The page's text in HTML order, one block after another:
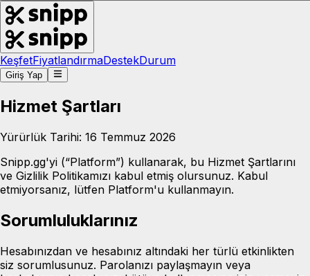
KeşfetFiyatlandırmaDestekDurum
Giriş Yap
Hizmet Şartları
Yürürlük Tarihi: 16 Temmuz 2026
Snipp.gg'yi (“Platform”) kullanarak, bu Hizmet Şartlarını
ve Gizlilik Politikamızı kabul etmiş olursunuz. Kabul
etmiyorsanız, lütfen Platform'u kullanmayın.
Sorumluluklarınız
Hesabınızdan ve hesabınız altındaki her türlü etkinlikten
siz sorumlusunuz. Parolanızı paylaşmayın veya